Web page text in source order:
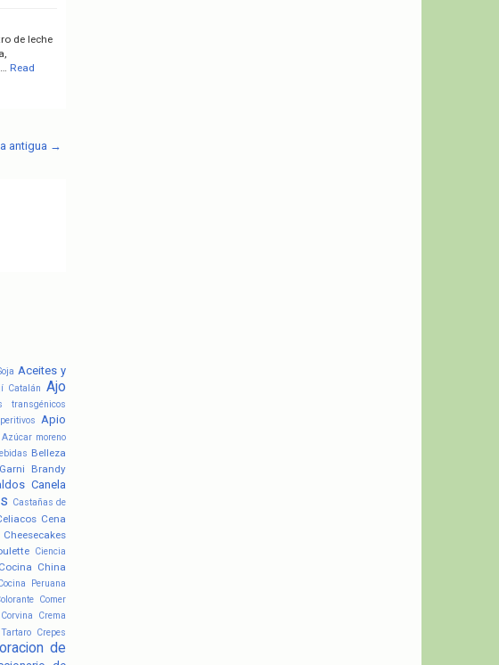
de leche
Read
antigua →
Aceites y
Catalán Ajo
transgénicos
Apio
Azúcar moreno
Belleza
Brandy
Canela
Castañas de
Cena
Cheesecakes
Ciencia
Cocina China
Peruana
Comer
Corvina
Crema
Crepes
de